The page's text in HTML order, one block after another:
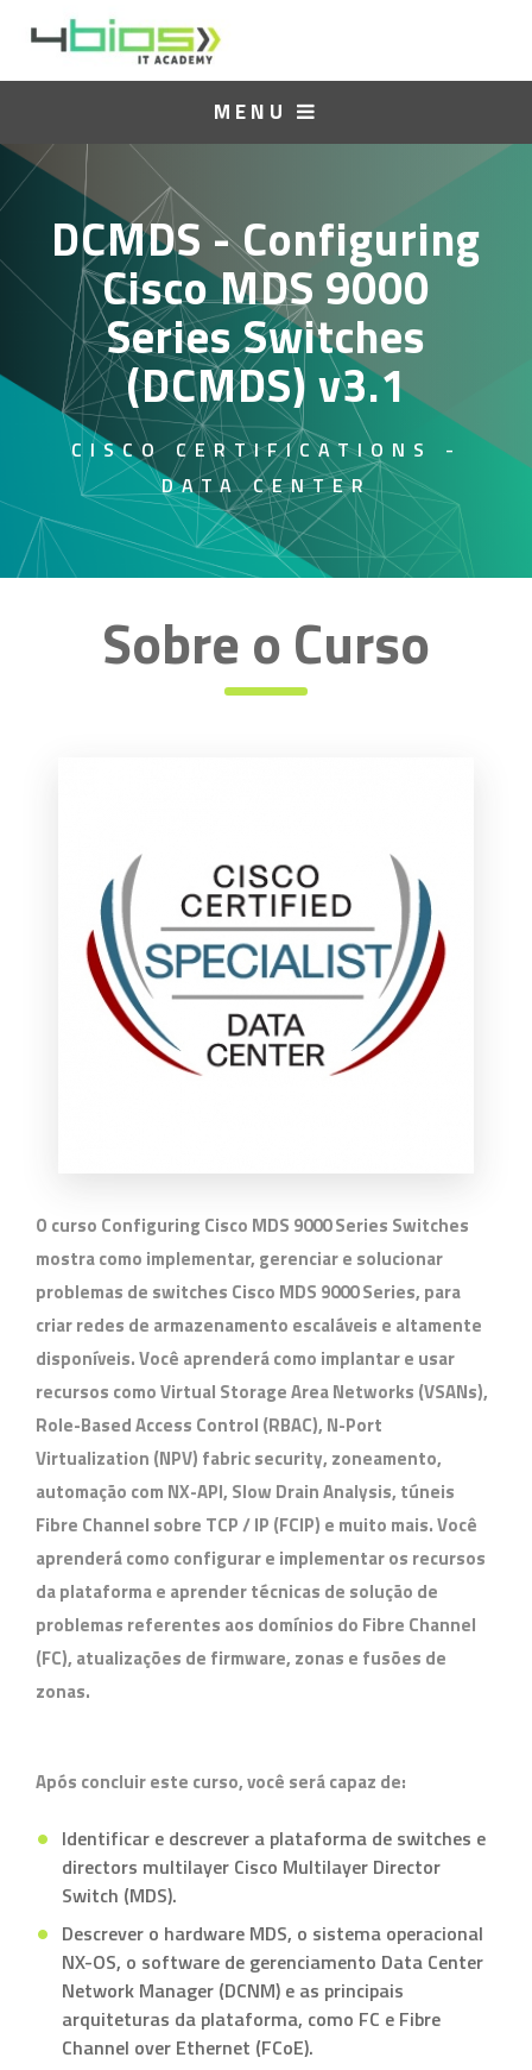
MENU
DCMDS - Configuring
Cisco MDS 9000
Series Switches
(DCMDS) v3.1
CISCO CERTIFICATIONS -
DATA CENTER
Sobre o Curso
O curso Configuring Cisco MDS 9000 Series Switches
mostra como implementar, gerenciar e solucionar
problemas de switches Cisco MDS 9000 Series, para
criar redes de armazenamento escaláveis e altamente
disponíveis. Você aprenderá como implantar e usar
recursos como Virtual Storage Area Networks (VSANs),
Role-Based Access Control (RBAC), N-Port
Virtualization (NPV) fabric security, zoneamento,
automação com NX-API, Slow Drain Analysis, túneis
Fibre Channel sobre TCP / IP (FCIP) e muito mais. Você
aprenderá como configurar e implementar os recursos
da plataforma e aprender técnicas de solução de
problemas referentes aos domínios do Fibre Channel
(FC), atualizações de firmware, zonas e fusões de
zonas.
Após concluir este curso, você será capaz de:
Identificar e descrever a plataforma de switches e
directors multilayer Cisco Multilayer Director
Switch (MDS).
Descrever o hardware MDS, o sistema operacional
NX-OS, o software de gerenciamento Data Center
Network Manager (DCNM) e as principais
arquiteturas da plataforma, como FC e Fibre
Channel over Ethernet (FCoE).